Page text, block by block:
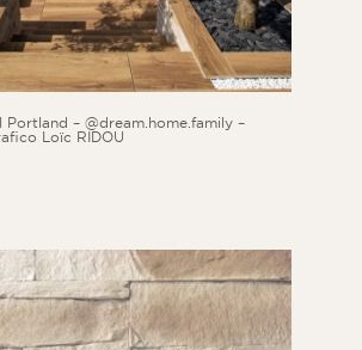
Portland – @dream.home.family –
Loïc RIDOU